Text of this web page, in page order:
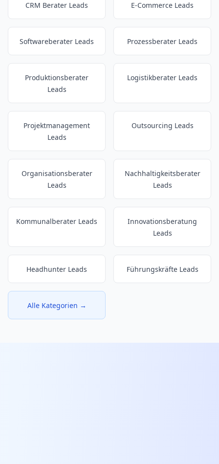
CRM Berater Leads E-Commerce Leads
Softwareberater Leads Prozessberater Leads
Produktionsberater
Leads
Logistikberater Leads
Projektmanagement
Leads
Outsourcing Leads
Organisationsberater
Leads
Nachhaltigkeitsberater
Leads
Kommunalberater Leads
Innovationsberatung
Leads
Headhunter Leads Führungskräfte Leads
Alle Kategorien →